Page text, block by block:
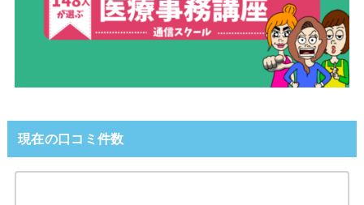
現在の口コミ件数